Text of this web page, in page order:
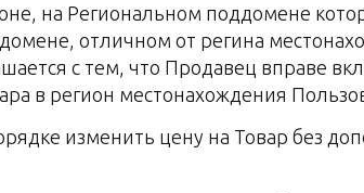
на Региональном поддомене
отличном от регина
с тем, что Продавец вправе
в регион местонахождения
изменить цену на Товар без